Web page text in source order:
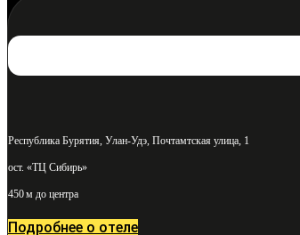
Республика Бурятия, Улан-Удэ, Почтамтская улица, 1
ост. «ТЦ Сибирь»
450 м до центра
Подробнее о отеле